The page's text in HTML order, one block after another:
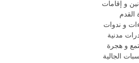
و إقامات
القدم
و ندوات
مدنية
و هجرة
الجالية